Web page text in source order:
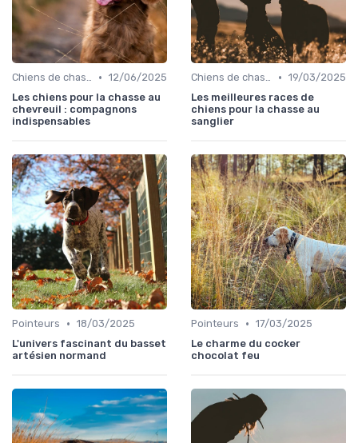
Chiens de chasse au sanglier • 12/06/2025
Les chiens pour la chasse au
chevreuil : compagnons
indispensables
Chiens de chasse au sanglier • 19/03/2025
Les meilleures races de
chiens pour la chasse au
sanglier
Pointeurs • 18/03/2025
L'univers fascinant du basset
artésien normand
Pointeurs • 17/03/2025
Le charme du cocker
chocolat feu